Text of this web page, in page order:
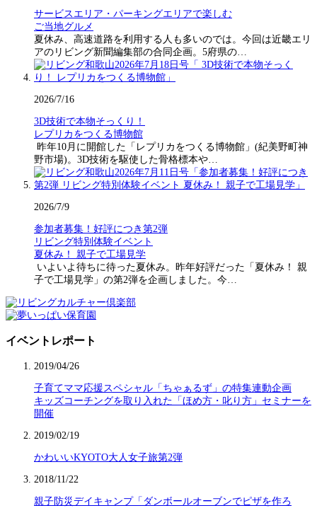
サービスエリア・パーキングエリアで楽しむ
ご当地グルメ
夏休み、高速道路を利用する人も多いのでは。今回は近畿エリ
アのリビング新聞編集部の合同企画。5府県の…
2026/7/16
3D技術で本物そっくり！
レプリカをつくる博物館
昨年10月に開館した「レプリカをつくる博物館」(紀美野町神
野市場)。3D技術を駆使した骨格標本や…
2026/7/9
参加者募集！好評につき第2弾
リビング特別体験イベント
夏休み！ 親子で工場見学
いよいよ待ちに待った夏休み。昨年好評だった「夏休み！ 親
子で工場見学」の第2弾を企画しました。今…
イベントレポート
2019/04/26
子育てママ応援スペシャル「ちゃぁるず」の特集連動企画
キッズコーチングを取り入れた「ほめ方・叱り方」セミナーを
開催
2019/02/19
かわいいKYOTO大人女子旅第2弾
2018/11/22
親子防災デイキャンプ「ダンボールオーブンでピザを作ろ